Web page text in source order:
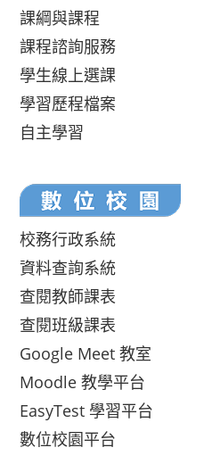
課綱與課程
課程諮詢服務
學生線上選課
學習歷程檔案
自主學習
校務行政系統
資料查詢系統
查閱教師課表
查閱班級課表
Google Meet 教室
Moodle 教學平台
EasyTest 學習平台
數位校園平台